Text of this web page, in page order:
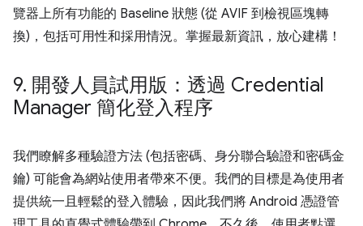
覽器上所有功能的 Baseline 狀態 (從 AVIF 到檢視區塊轉
換)，包括可用性和採用情況。掌握最新資訊，放心建構！
9. 開發人員試用版：透過 Credential
Manager 簡化登入程序
我們瞭解多種驗證方法 (包括密碼、身分聯合驗證和密碼金
鑰) 可能會為網站使用者帶來不便。我們的目標是為使用者
提供統一且輕鬆的登入體驗，因此我們將 Android 憑證管